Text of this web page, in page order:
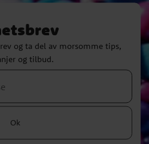
og ta del av morsomme tips,
og tilbud.
Ok